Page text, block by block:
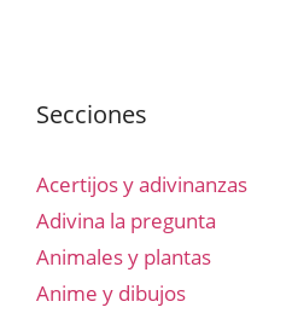
Secciones
Acertijos y adivinanzas
Adivina la pregunta
Animales y plantas
Anime y dibujos